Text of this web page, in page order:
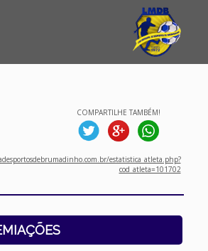
COMPARTILHE TAMBÉM!
estatistica_atleta.php?
cod_atleta=101702